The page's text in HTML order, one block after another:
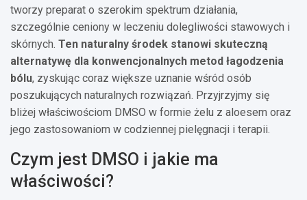
tworzy preparat o szerokim spektrum działania,
szczególnie ceniony w leczeniu dolegliwości stawowych i
skórnych. Ten naturalny środek stanowi skuteczną
alternatywę dla konwencjonalnych metod łagodzenia
bólu, zyskując coraz większe uznanie wśród osób
poszukujących naturalnych rozwiązań. Przyjrzyjmy się
bliżej właściwościom DMSO w formie żelu z aloesem oraz
jego zastosowaniom w codziennej pielęgnacji i terapii.
Czym jest DMSO i jakie ma
właściwości?